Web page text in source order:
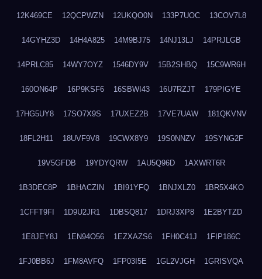
12K469CE 12QCPWZN 12UKQO0N 133P7UOC 13COV7L8
14GYHZ3D 14H4A825 14M9BJ75 14NJ13LJ 14PRJLGB
14PRLC85 14WY7OYZ 1546DY9V 15B2SHBQ 15C9WR6H
160ON64P 16P9KSF6 16SBWI43 16U7RZJT 179PIGYE
17HG5UY8 17SO7X9S 17UXEZ2B 17VE7UAW 181QKVNV
18FL2H11 18UVF9V8 19CWX8Y9 19S0NNZV 19SYNG2F
19V5GFDB 19YDYQRW 1AU5Q96D 1AXWRT6R
1B3DEC8P 1BHACZIN 1BI91YFQ 1BNJXLZ0 1BR5X4KO
1CFFT9FI 1D9U2JR1 1DBSQ817 1DRJ3XP8 1E2BYTZD
1E8JEY8J 1EN94O56 1EZXAZS6 1FH0C41J 1FIP186C
1FJ0BB6J 1FM8AVFQ 1FP03I5E 1GL2VJGH 1GRISVQA